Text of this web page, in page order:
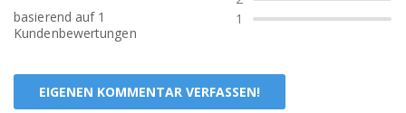
basierend auf 1
Kundenbewertungen
1
EIGENEN KOMMENTAR VERFASSEN!